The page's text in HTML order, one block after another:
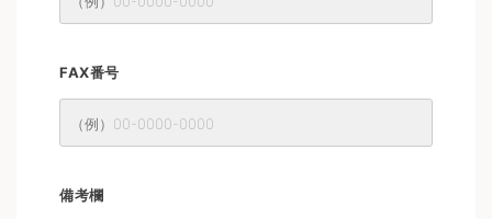
FAX番号
備考欄